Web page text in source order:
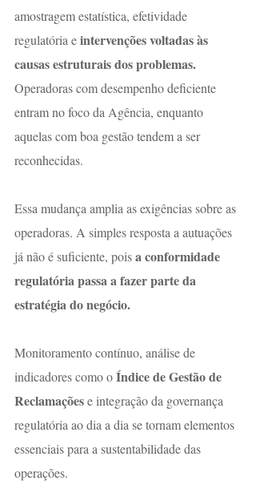
amostragem estatística, efetividade
regulatória e intervenções voltadas às
causas estruturais dos problemas.
Operadoras com desempenho deficiente
entram no foco da Agência, enquanto
aquelas com boa gestão tendem a ser
reconhecidas.
Essa mudança amplia as exigências sobre as
operadoras. A simples resposta a autuações
já não é suficiente, pois a conformidade
regulatória passa a fazer parte da
estratégia do negócio.
Monitoramento contínuo, análise de
indicadores como o Índice de Gestão de
Reclamações e integração da governança
regulatória ao dia a dia se tornam elementos
essenciais para a sustentabilidade das
operações.